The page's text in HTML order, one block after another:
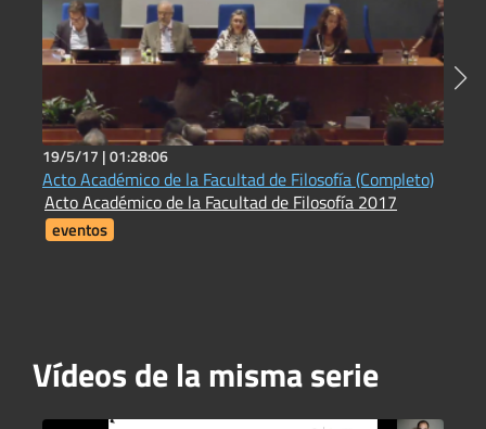
19/5/17 |01:28:06
Acto Académico de la Facultad de Filosofía (Completo)
Acto Académico de la Facultad de Filosofía 2017
eventos
Vídeos de la misma serie